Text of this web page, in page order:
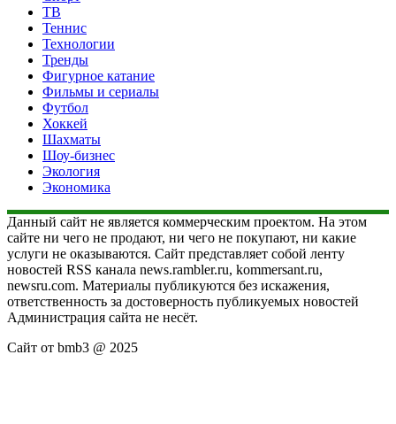
ТВ
Теннис
Технологии
Тренды
Фигурное катание
Фильмы и сериалы
Футбол
Хоккей
Шахматы
Шоу-бизнес
Экология
Экономика
Данный сайт не является коммерческим проектом. На этом
сайте ни чего не продают, ни чего не покупают, ни какие
услуги не оказываются. Сайт представляет собой ленту
новостей RSS канала news.rambler.ru, kommersant.ru,
newsru.com. Материалы публикуются без искажения,
ответственность за достоверность публикуемых новостей
Администрация сайта не несёт.
Сайт от bmb3 @ 2025